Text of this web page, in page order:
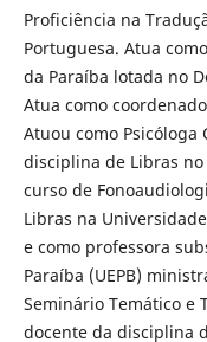
Proficiência na
Portuguesa. Atua
da Paraíba lotada no
Atua como
Atuou como Psicóloga
disciplina de Libras no
curso de
Libras na
e como professora
Paraíba (UEPB)
Seminário Temático e
docente da disciplina